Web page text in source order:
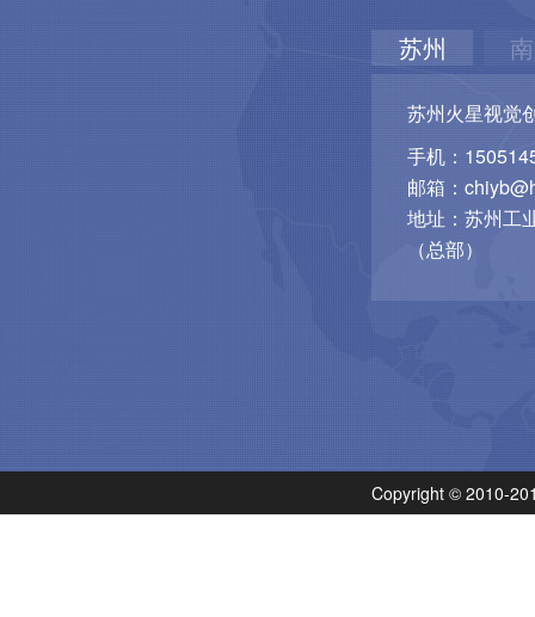
苏州
苏州火星视觉
手机：
邮箱：
地址：苏州工
（总部）
Copyright © 2010-